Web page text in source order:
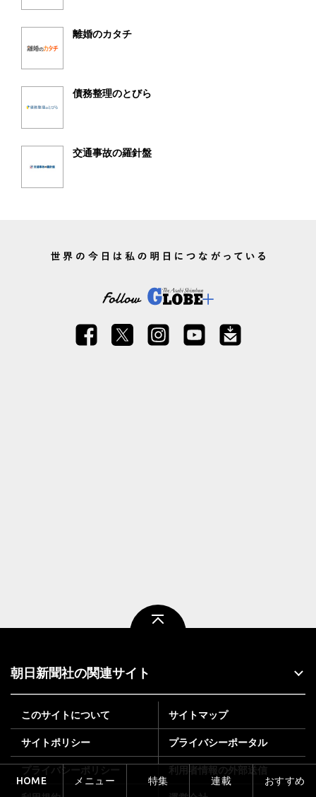
離婚のカタチ
債務整理のとびら
交通事故の羅針盤
朝日新聞社の関連サイト
このサイトについて サイトマップ
サイトポリシー プライバシーポータル
プライバシーポリシー 利用者情報の外部送信
HOME メニュー 特集 連載 おすすめ